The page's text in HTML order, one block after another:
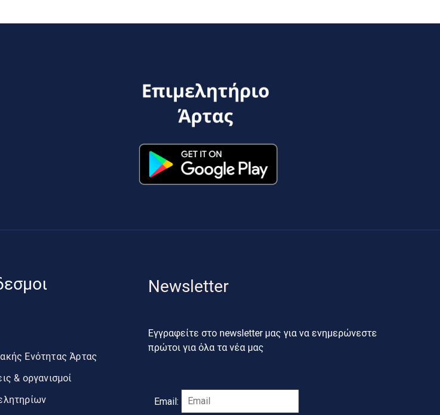
Ενότητας Άρτας
& οργανισμοί
Newsletter
Εγγραφείτε στο newsletter μας για να ενημερώνεστε
πρώτοι για όλα τα νέα μας
Email: